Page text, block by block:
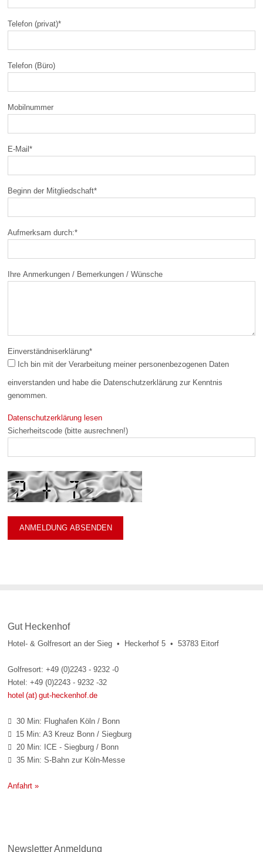
Telefon (privat)*
Telefon (Büro)
Mobilnummer
E-Mail*
Beginn der Mitgliedschaft*
Aufmerksam durch:*
Ihre Anmerkungen / Bemerkungen / Wünsche
Einverständniserklärung*
einverstanden und habe die Datenschutzerklärung zur Kenntnis
genommen.
Datenschutzerklärung lesen
Sicherheitscode (bitte ausrechnen!)
Gut Heckenhof
Hotel- & Golfresort an der Sieg • Heckerhof 5 • 53783 Eitorf
Golfresort: +49 (0)2243 - 9232 -0
Hotel: +49 (0)2243 - 9232 -32
hotel (at) gut-heckenhof.de
 30 Min: Flughafen Köln / Bonn
 15 Min: A3 Kreuz Bonn / Siegburg
 20 Min: ICE - Siegburg / Bonn
 35 Min: S-Bahn zur Köln-Messe
Anfahrt »
Newsletter Anmeldung